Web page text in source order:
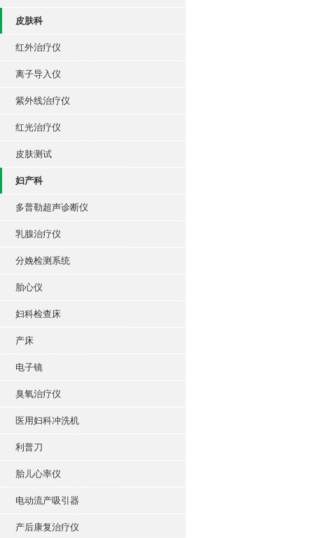
皮肤科
红外治疗仪
离子导入仪
紫外线治疗仪
红光治疗仪
皮肤测试
妇产科
多普勒超声诊断仪
乳腺治疗仪
分娩检测系统
胎心仪
妇科检查床
产床
电子镜
臭氧治疗仪
医用妇科冲洗机
利普刀
胎儿心率仪
电动流产吸引器
产后康复治疗仪